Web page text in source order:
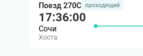
Поезд 270С проходящий
17:36:00
Сочи
Хоста